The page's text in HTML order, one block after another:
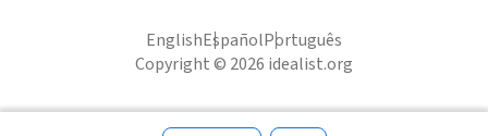
EnglishEspañolPortuguês
Copyright © 2026 idealist.org